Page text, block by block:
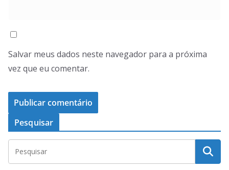
Salvar meus dados neste navegador para a próxima
vez que eu comentar.
Pesquisar